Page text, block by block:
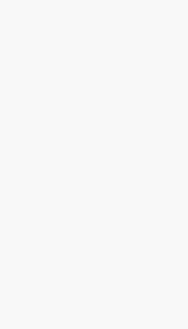
恆常練習 - 4月16日
）